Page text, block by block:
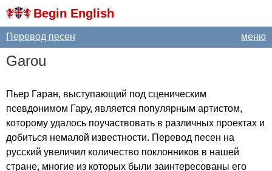
Begin English
меню
Перевод песен
Garou
Пьер Гаран, выступающий под сценическим
псевдонимом Гару, является популярным артистом,
которому удалось поучаствовать в различных проектах и
добиться немалой известности. Перевод песен на
русский увеличил количество поклонников в нашей
стране, многие из которых были заинтересованы его